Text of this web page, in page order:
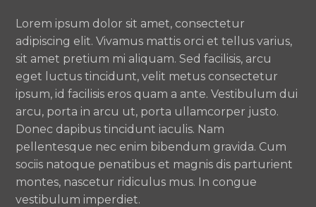
Lorem ipsum dolor sit amet, consectetur
adipiscing elit. Vivamus mattis orci et tellus varius,
sit amet pretium mi aliquam. Sed facilisis, arcu
eget luctus tincidunt, velit metus consectetur
ipsum, id facilisis eros quam a ante. Vestibulum dui
arcu, porta in arcu ut, porta ullamcorper justo.
Donec dapibus tincidunt iaculis. Nam
pellentesque nec enim bibendum gravida. Cum
sociis natoque penatibus et magnis dis parturient
montes, nascetur ridiculus mus. In congue
vestibulum imperdiet.